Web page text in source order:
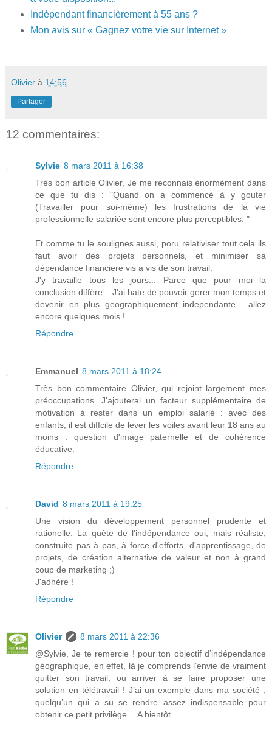
Indépendant financièrement à 55 ans ?
Mon avis sur « Gagnez votre vie sur Internet »
Olivier à 14:56
Partager
12 commentaires:
Sylvie 8 mars 2011 à 16:38
Très bon article Olivier, Je me reconnais énormément dans
ce que tu dis : "Quand on a commencé à y gouter
(Travailler pour soi-même) les frustrations de la vie
professionnelle salariée sont encore plus perceptibles. "
Et comme tu le soulignes aussi, poru relativiser tout cela ils
faut avoir des projets personnels, et minimiser sa
dépendance financiere vis a vis de son travail.
J'y travaille tous les jours... Parce que pour moi la
conclusion diffère... J'ai hate de pouvoir gerer mon temps et
devenir en plus geographiquement independante... allez
encore quelques mois !
Répondre
Emmanuel 8 mars 2011 à 18:24
Très bon commentaire Olivier, qui rejoint largement mes
préoccupations. J'ajouterai un facteur supplémentaire de
motivation à rester dans un emploi salarié : avec des
enfants, il est diffcile de lever les voiles avant leur 18 ans au
moins : question d'image paternelle et de cohérence
éducative.
Répondre
David 8 mars 2011 à 19:25
Une vision du développement personnel prudente et
rationelle. La quête de l'indépendance oui, mais réaliste,
construite pas à pas, à force d'efforts, d'apprentissage, de
projets, de création alternative de valeur et non à grand
coup de marketing ;)
J'adhère !
Répondre
Olivier
8 mars 2011 à 22:36
@Sylvie, Je te remercie ! pour ton objectif d’indépendance
géographique, en effet, là je comprends l’envie de vraiment
quitter son travail, ou arriver à se faire proposer une
solution en télétravail ! J’ai un exemple dans ma société ,
quelqu’un qui a su se rendre assez indispensable pour
obtenir ce petit privilège… A bientôt